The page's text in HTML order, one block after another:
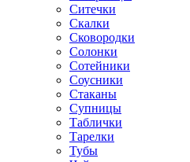
Ситечки
Скалки
Сковородки
Солонки
Сотейники
Соусники
Стаканы
Супницы
Таблички
Тарелки
Тубы